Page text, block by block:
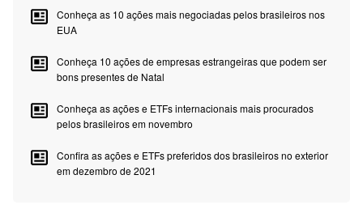
Conheça as 10 ações mais negociadas pelos brasileiros nos
EUA
Conheça 10 ações de empresas estrangeiras que podem ser
bons presentes de Natal
Conheça as ações e ETFs internacionais mais procurados
pelos brasileiros em novembro
Confira as ações e ETFs preferidos dos brasileiros no exterior
em dezembro de 2021